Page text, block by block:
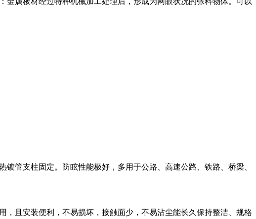
管支柱固定。防眩性能极好，多用于公路、高速公路、铁路、桥梁、
且安装便利，不易损坏，接触面少，不易沾尘能长久保持整洁、规格